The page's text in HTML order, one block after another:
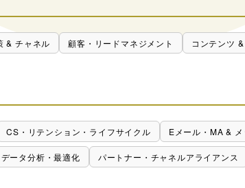
& チャネル 顧客・リードマネジメント コンテンツ
CS・リテンション・ライフサイクル Eメール・MA &
データ分析・最適化 パートナー・チャネルアライアンス